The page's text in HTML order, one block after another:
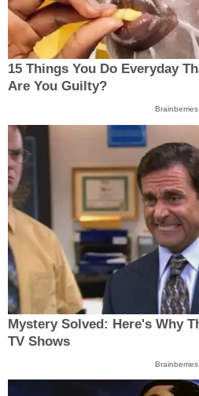
15 Things You Do Everyday
Are You Guilty?
Brainberries
Mystery Solved: Here's Why
TV Shows
Brainberries